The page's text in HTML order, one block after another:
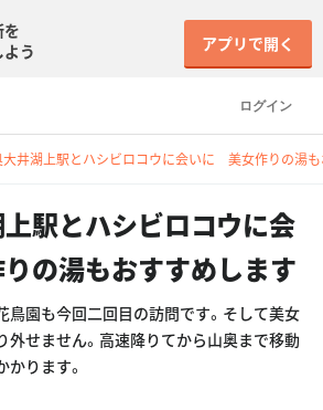
ログイン
う
アプリで開く
大井湖上駅とハシビロコウに会いに 美女作りの湯
駅とハシビロコウに会
の湯もおすすめします
鳥園も今回二回目の訪問です。そして美女
外せません。高速降りてから山奥まで移動
かります。